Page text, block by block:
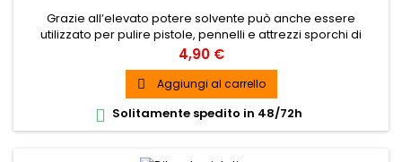
Grazie all’elevato potere solvente può anche essere
utilizzato per pulire pistole, pennelli e attrezzi sporchi di
vernice.
Prezzo
4,90 €
 Aggiungi al carrello
 Solitamente spedito in 48/72h